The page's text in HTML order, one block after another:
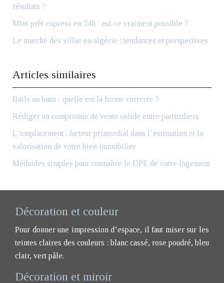
résultats ?
Mini prêt express en 24h : est-ce vraiment possible ?
Le marché des villas en algérie : tendances et perspectives
Articles similaires
Bails ou baux : quelle est la forme correcte ?
Rédiger un compromis de vente solide entre particuliers
L’emplacement : facteur primordial dans l’estimation et la
valorisation de votre bien immobilier
Méthodes simples pour connaître le DPE de votre logement
Décoration et couleur
Pour donner une impression d’espace, il faut miser sur les
teintes claires des couleurs : blanc cassé, rose poudré, bleu
clair, vert pâle.
Décoration et miroir